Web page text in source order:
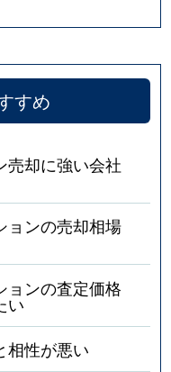
すめ
売却に強い会社
ョンの売却相場
ョンの査定価格
い
相性が悪い